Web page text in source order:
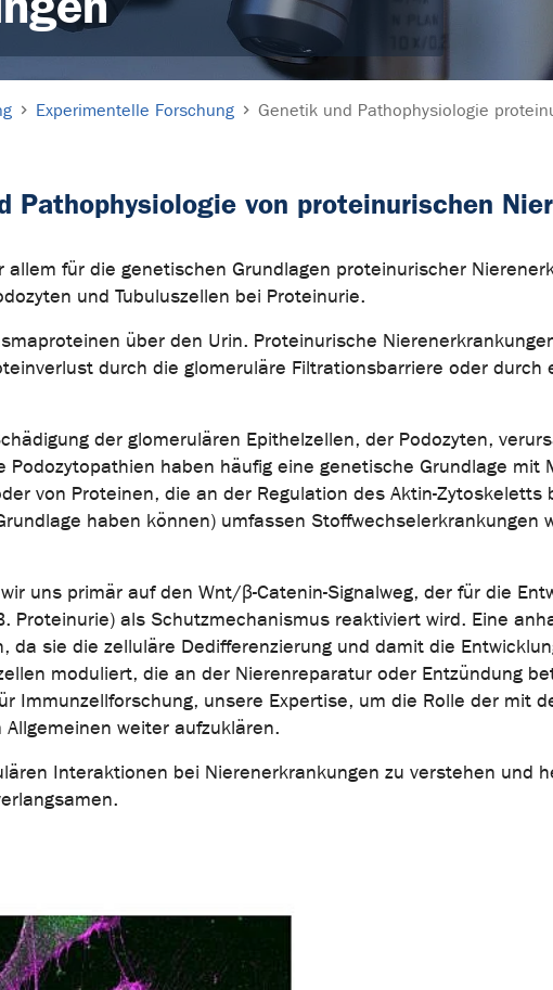
Experimentelle Forschung Genetik und Pathophysiologie
Pathophysiologie von proteinurischen
für die genetischen Grundlagen proteinurischer
und Tubuluszellen bei Proteinurie.
über den Urin. Proteinurische
durch die glomeruläre Filtrationsbarriere oder
der glomerulären Epithelzellen, der Podozyten,
Podozytopathien haben häufig eine genetische Grundlage mit
von Proteinen, die an der Regulation des Aktin-
haben können) umfassen
uns primär auf den Wnt/β-Catenin-Signalweg, der für die
Proteinurie) als Schutzmechanismus reaktiviert wird. Eine
sie die zelluläre Dedifferenzierung und damit die
moduliert, die an der Nierenreparatur oder Entzündung
Immunzellforschung, unsere Expertise, um die Rolle der mit
weiter aufzuklären.
Interaktionen bei Nierenerkrankungen zu verstehen und